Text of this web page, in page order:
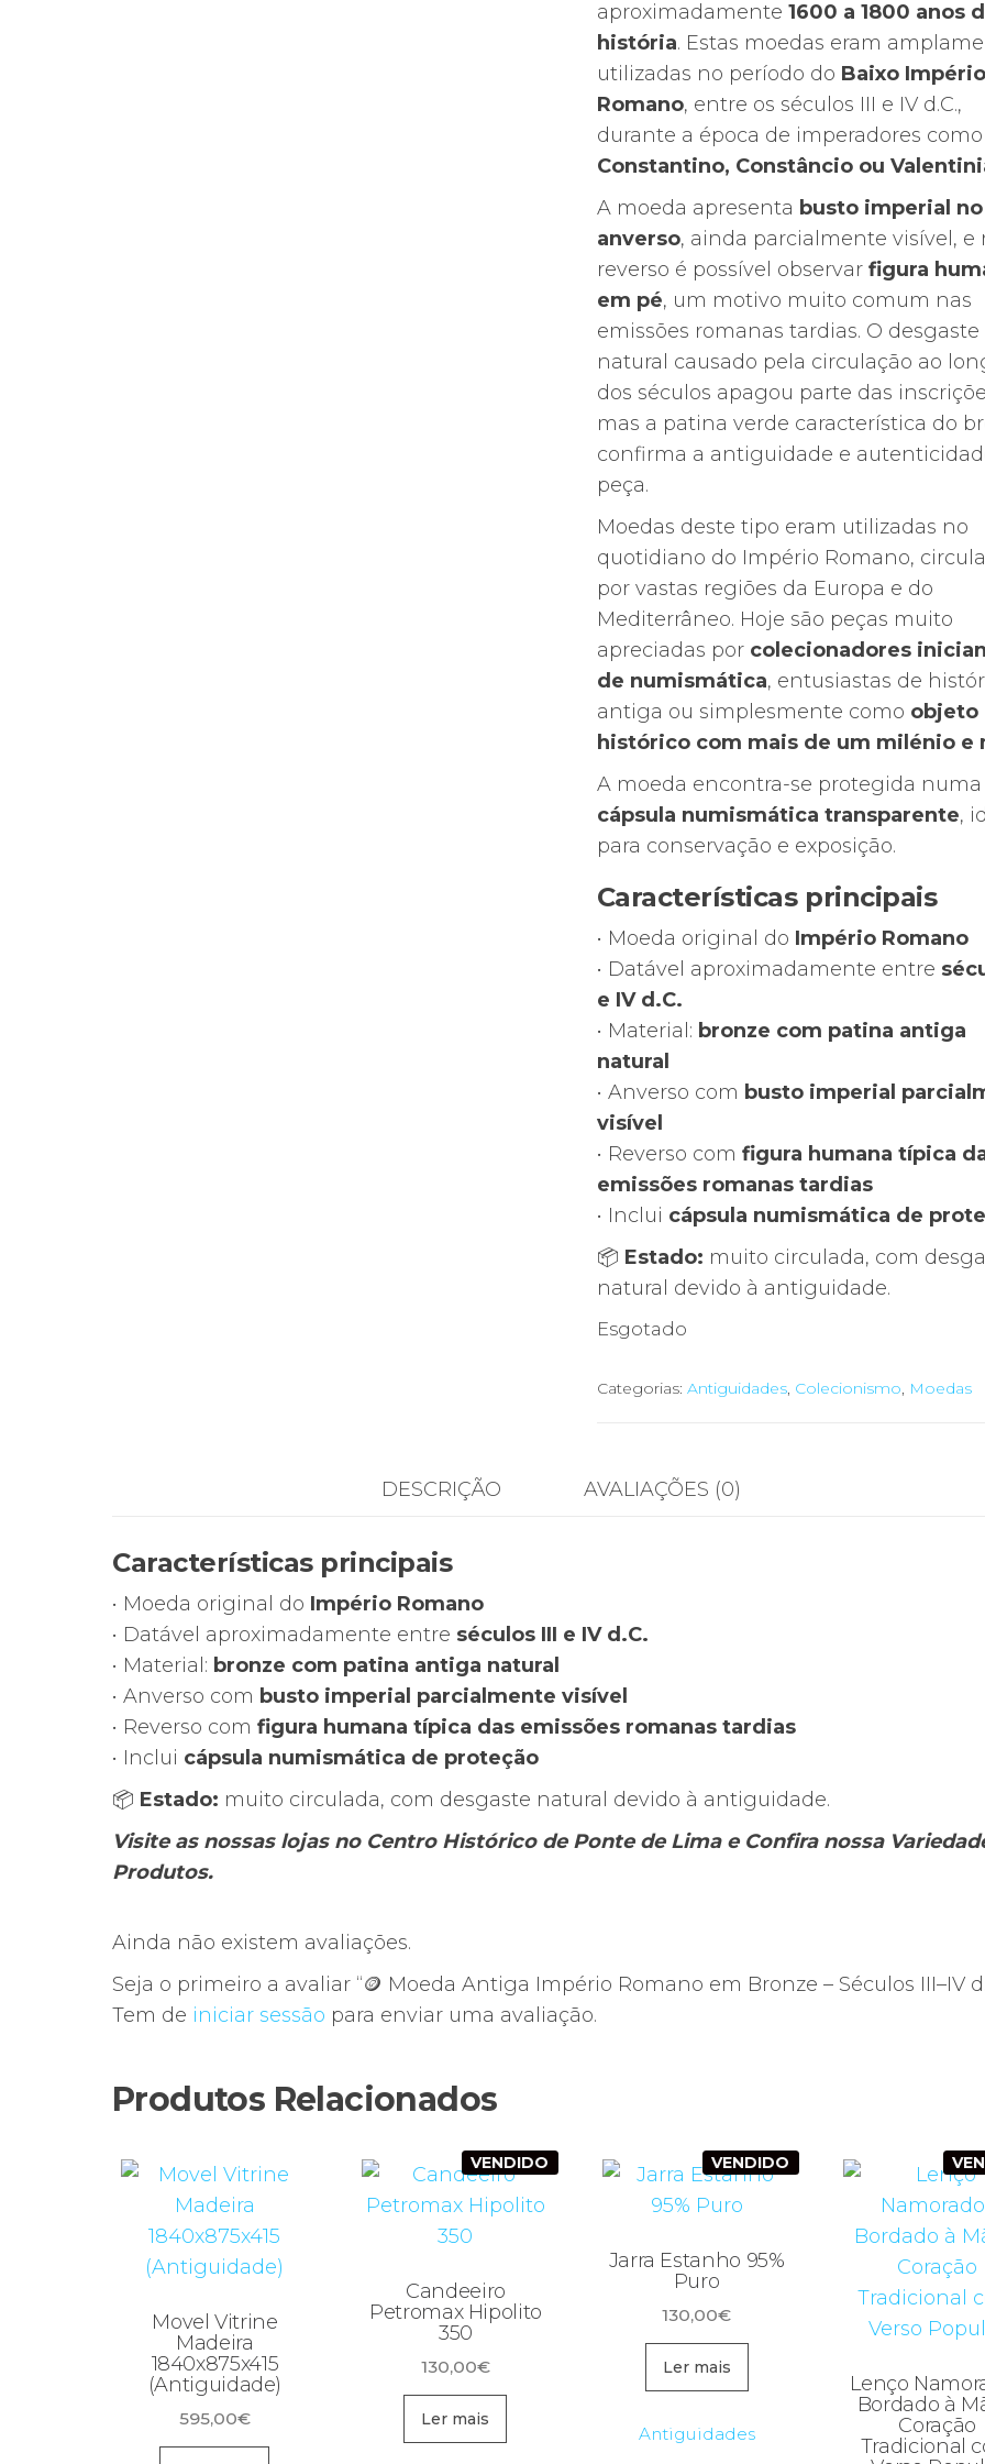
aproximadamente 1600 a 1800 anos
história. Estas moedas eram
utilizadas no período do Baixo Império
Romano, entre os séculos III e IV d.C.,
durante a época de imperadores como
Constantino, Constâncio ou
A moeda apresenta busto imperial no
anverso, ainda parcialmente visível, e
reverso é possível observar figura
em pé, um motivo muito comum nas
emissões romanas tardias. O desgaste
natural causado pela circulação ao
dos séculos apagou parte das
mas a patina verde característica do
confirma a antiguidade e
peça.
Moedas deste tipo eram utilizadas no
quotidiano do Império Romano,
por vastas regiões da Europa e do
Mediterrâneo. Hoje são peças muito
apreciadas por colecionadores
de numismática, entusiastas de
antiga ou simplesmente como objeto
histórico com mais de um milénio e
A moeda encontra-se protegida numa
cápsula numismática transparente,
para conservação e exposição.
Características principais
• Moeda original do Império Romano
• Datável aproximadamente entre
e IV d.C.
• Material: bronze com patina antiga
natural
• Anverso com busto imperial
visível
• Reverso com figura humana típica
emissões romanas tardias
• Inclui cápsula numismática de
📦 Estado: muito circulada, com
natural devido à antiguidade.
Esgotado
Categorias: Antiguidades, Colecionismo, Moedas
DESCRIÇÃO AVALIAÇÕES (0)
Características principais
• Moeda original do Império Romano
• Datável aproximadamente entre séculos III e IV d.C.
• Material: bronze com patina antiga natural
• Anverso com busto imperial parcialmente visível
• Reverso com figura humana típica das emissões romanas tardias
• Inclui cápsula numismática de proteção
📦 Estado: muito circulada, com desgaste natural devido à antiguidade.
Visite as nossas lojas no Centro Histórico de Ponte de Lima e Confira nossa
Produtos.
Ainda não existem avaliações.
Seja o primeiro a avaliar “🪙 Moeda Antiga Império Romano em Bronze – Séculos III–IV
Tem de iniciar sessão para enviar uma avaliação.
Produtos Relacionados
Movel Vitrine
Madeira
1840x875x415
(Antiguidade)
595,00€
VENDIDO
Candeeiro
Petromax Hipolito
350
130,00€
Ler mais
VENDIDO
Jarra Estanho 95%
Puro
130,00€
Ler mais
Antiguidades
Lenço
Bordado à
Coração
Tradicional